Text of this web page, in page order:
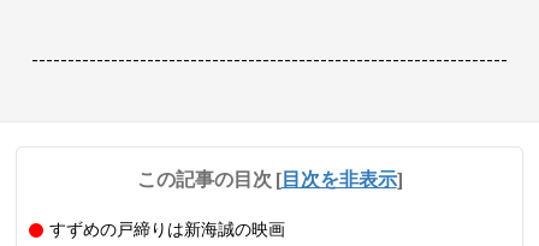
------------------------------------------------------------------
この記事の目次 [目次を非表示]
すずめの戸締りは新海誠の映画